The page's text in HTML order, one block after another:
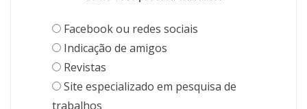
Facebook ou redes sociais
Indicação de amigos
Revistas
Site especializado em pesquisa de
trabalhos